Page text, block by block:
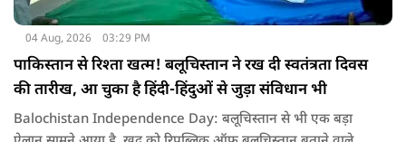
04 Aug, 2026 03:29 PM
पाकिस्तान से रिश्ता खत्म! बलूचिस्तान ने रख दी स्वतंत्रता दिवस
की तारीख, आ चुका है हिंदी-हिंदुओं से जुड़ा संविधान भी
Balochistan Independence Day: बलूचिस्तान से भी एक बड़ा